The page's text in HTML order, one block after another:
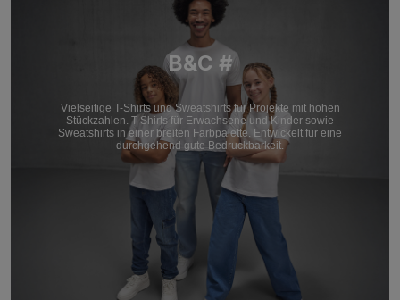
B&C #
Vielseitige T-Shirts und Sweatshirts für Projekte mit hohen
Stückzahlen. T-Shirts für Erwachsene und Kinder sowie
Sweatshirts in einer breiten Farbpalette. Entwickelt für eine
durchgehend gute Bedruckbarkeit.